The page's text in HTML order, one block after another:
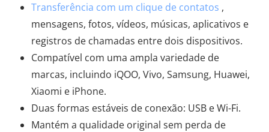
Transferência com um clique de contatos ,
mensagens, fotos, vídeos, músicas, aplicativos e
registros de chamadas entre dois dispositivos.
Compatível com uma ampla variedade de
marcas, incluindo iQOO, Vivo, Samsung, Huawei,
Xiaomi e iPhone.
Duas formas estáveis ​​de conexão: USB e Wi-Fi.
Mantém a qualidade original sem perda de